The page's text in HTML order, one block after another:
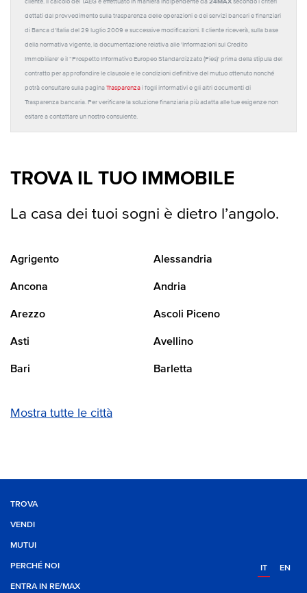
cliente. Il calcolo del TAEG è effettuato in maniera indipendente da 24MAX secondo i criteri
dettati dal provvedimento sulla trasparenza delle operazioni e dei servizi bancari e finanziari
di Banca d'Italia del 29 luglio 2009 e successive modificazioni. Il cliente riceverà, sulla base
della normativa vigente, la documentazione relativa alle 'Informazioni sul Credito
Immobiliare' e il “Prospetto Informativo Europeo Standardizzato (Pies)' prima della stipula del
contratto per approfondire le clausole e le condizioni definitive del mutuo ottenuto nonché
potrà consultare sulla pagina Trasparenza i fogli informativi e gli altri documenti di
Trasparenza bancaria. Per verificare la soluzione finanziaria più adatta alle tue esigenze non
esitare a contattare un nostro consulente.
TROVA IL TUO IMMOBILE
La casa dei tuoi sogni è dietro l’angolo.
Agrigento Alessandria
Ancona Andria
Arezzo Ascoli Piceno
Asti Avellino
Bari Barletta
Mostra tutte le città
TROVA
VENDI
MUTUI
PERCHÉ NOI
ENTRA IN RE/MAX
IT EN